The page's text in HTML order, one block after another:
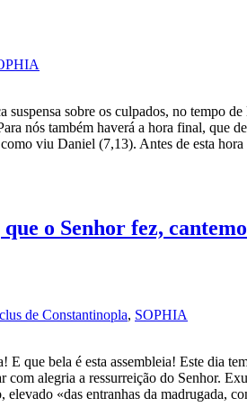
suspensa sobre os culpados, no tempo
nós também haverá a hora final, que
viu Daniel (7,13). Antes de esta
o Senhor fez,
de Constantinopla, SOPHIA
E que bela é esta assembleia! Este dia
com alegria a ressurreição do Senhor.
elevado «das entranhas da madrugada,